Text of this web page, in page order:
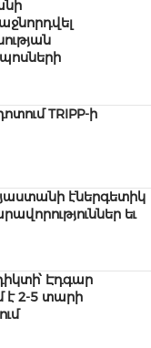
TRIPP-ի
էներգետիկ
եւ
Էդգար
է 2-5 տարի